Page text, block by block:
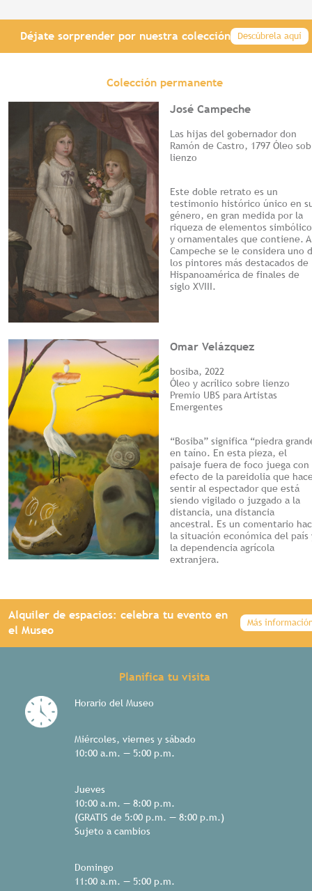
Déjate sorprender por nuestra colección Descúbrela aquí
Colección permanente
José Campeche
Las hijas del gobernador don
Ramón de Castro, 1797 Óleo
lienzo
Este doble retrato es un
testimonio histórico único en
género, en gran medida por la
riqueza de elementos
y ornamentales que contiene. A
Campeche se le considera uno
los pintores más destacados de
Hispanoamérica de finales de
siglo XVIII.
Omar Velázquez
bosiba, 2022
Óleo y acrílico sobre lienzo
Premio UBS para Artistas
Emergentes
“Bosiba” significa “piedra
en taíno. En esta pieza, el
paisaje fuera de foco juega con
efecto de la pareidolia que
sentir al espectador que está
siendo vigilado o juzgado a la
distancia, una distancia
ancestral. Es un comentario
la situación económica del país
la dependencia agrícola
extranjera.
Alquiler de espacios: celebra tu evento en
el Museo
Más
Planifica tu visita
Horario del Museo
Miércoles, viernes y sábado
10:00 a.m. — 5:00 p.m.
Jueves
10:00 a.m. — 8:00 p.m.
(GRATIS de 5:00 p.m. — 8:00 p.m.)
Sujeto a cambios
Domingo
11:00 a.m. — 5:00 p.m.